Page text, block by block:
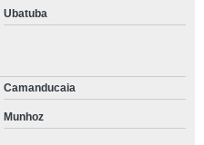
Ubatuba
Camanducaia
Munhoz